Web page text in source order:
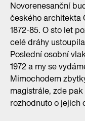
Novorenesanční
českého architekta
1872-85. O sto let
celé dráhy
Poslední osobní
1972 a my se
Mimochodem
magistrále, zde
rozhodnuto o jejich